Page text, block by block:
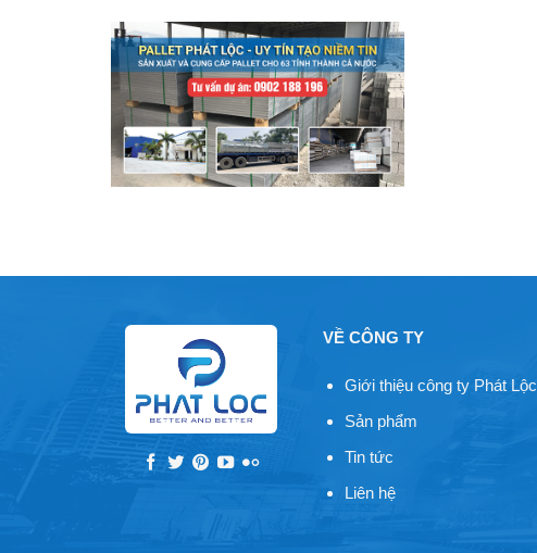
VỀ CÔNG TY
Giới thiệu công ty Phát Lộc
Sản phẩm
Tin tức
Liên hệ